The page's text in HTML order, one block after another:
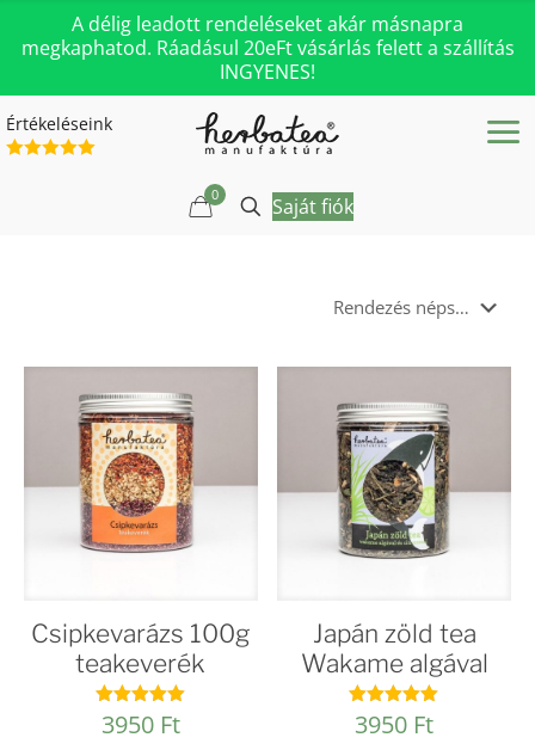
A délig leadott rendeléseket akár másnapra
megkaphatod. Ráadásul 20eFt vásárlás felett a szállítás
INGYENES!
Értékeléseink
0 Saját fiók
Csipkevarázs 100g
teakeverék
Értékelés:
4.96
3950 Ft
Japán zöld tea
Wakame algával
Értékelés:
4.94
3950 Ft